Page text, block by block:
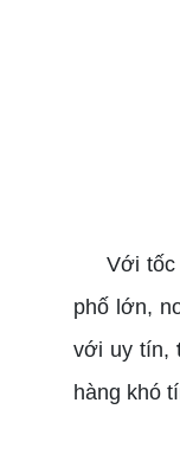
Với tốc
phố lớn,
với uy tín,
hàng khó